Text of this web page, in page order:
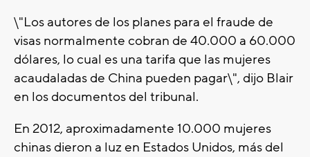
\"Los autores de los planes para el fraude de
visas normalmente cobran de 40.000 a 60.000
dólares, lo cual es una tarifa que las mujeres
acaudaladas de China pueden pagar\", dijo Blair
en los documentos del tribunal.
En 2012, aproximadamente 10.000 mujeres
chinas dieron a luz en Estados Unidos, más del